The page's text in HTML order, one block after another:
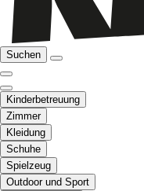
Suchen
Kinderbetreuung
Zimmer
Kleidung
Schuhe
Spielzeug
Outdoor und Sport